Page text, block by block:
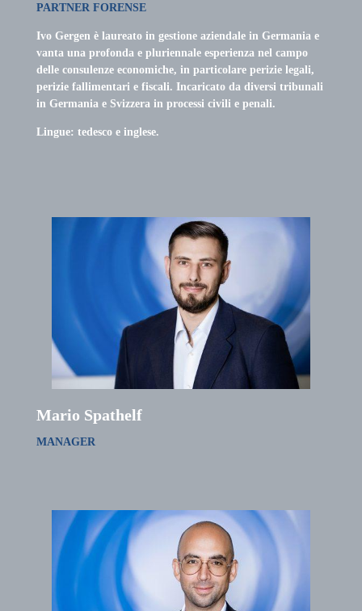
PARTNER FORENSE
Ivo Gergen è laureato in gestione aziendale in Germania e
vanta una profonda e pluriennale esperienza nel campo
delle consulenze economiche, in particolare perizie legali,
perizie fallimentari e fiscali. Incaricato da diversi tribunali
in Germania e Svizzera in processi civili e penali.
Lingue: tedesco e inglese.
Mario Spathelf
MANAGER